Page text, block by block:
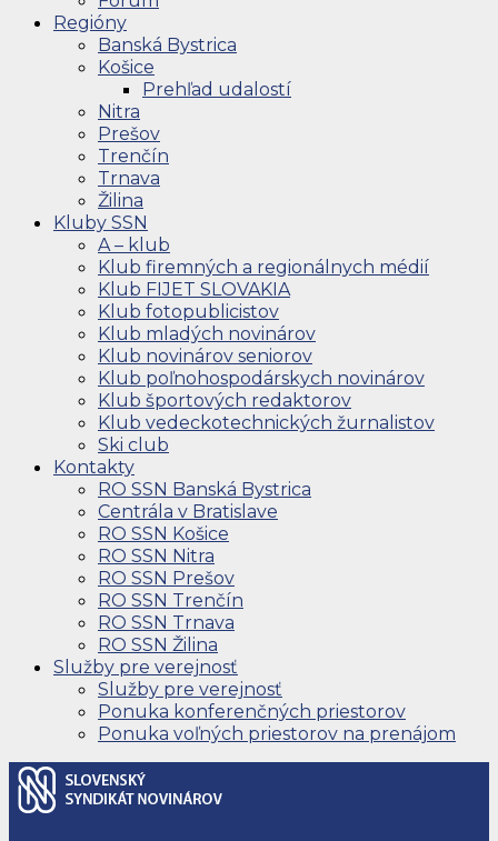
Regióny
Banská Bystrica
Košice
Prehľad udalostí
Nitra
Prešov
Trenčín
Trnava
Žilina
Kluby SSN
A – klub
Klub firemných a regionálnych médií
Klub FIJET SLOVAKIA
Klub fotopublicistov
Klub mladých novinárov
Klub novinárov seniorov
Klub poľnohospodárskych novinárov
Klub športových redaktorov
Klub vedeckotechnických žurnalistov
Ski club
Kontakty
RO SSN Banská Bystrica
Centrála v Bratislave
RO SSN Košice
RO SSN Nitra
RO SSN Prešov
RO SSN Trenčín
RO SSN Trnava
RO SSN Žilina
Služby pre verejnosť
Služby pre verejnosť
Ponuka konferenčných priestorov
Ponuka voľných priestorov na prenájom